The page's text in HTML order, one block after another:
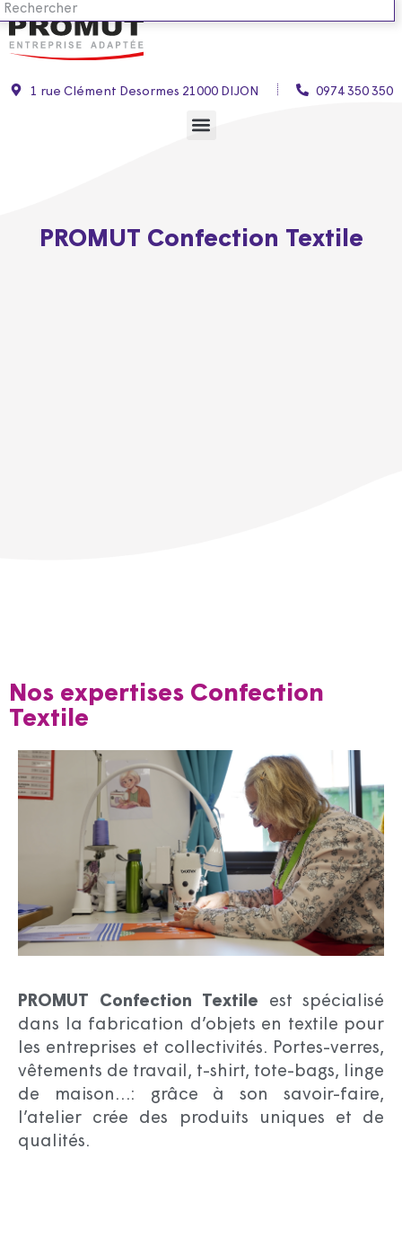
1 rue Clément Desormes 21000 DIJON 0974 350 350
PROMUT Confection Textile
Nos expertises Confection
Textile
PROMUT Confection Textile est spécialisé
dans la fabrication d’objets en textile pour
les entreprises et collectivités. Portes-verres,
vêtements de travail, t-shirt, tote-bags, linge
de maison…: grâce à son savoir-faire,
l’atelier crée des produits uniques et de
qualités.